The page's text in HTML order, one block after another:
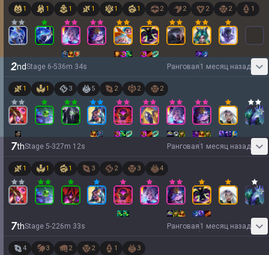
1 1 1 1 1 1 2 2 2 2 1
2ndStage 6-536m 34s Ранговая 1 месяц назад
1 1 3 5 2 2 2
7thStage 5-327m 12s Ранговая 1 месяц назад
1 1 1 3 2 3 4
7thStage 5-226m 33s Ранговая 1 месяц назад
4 3 2 2 1 3